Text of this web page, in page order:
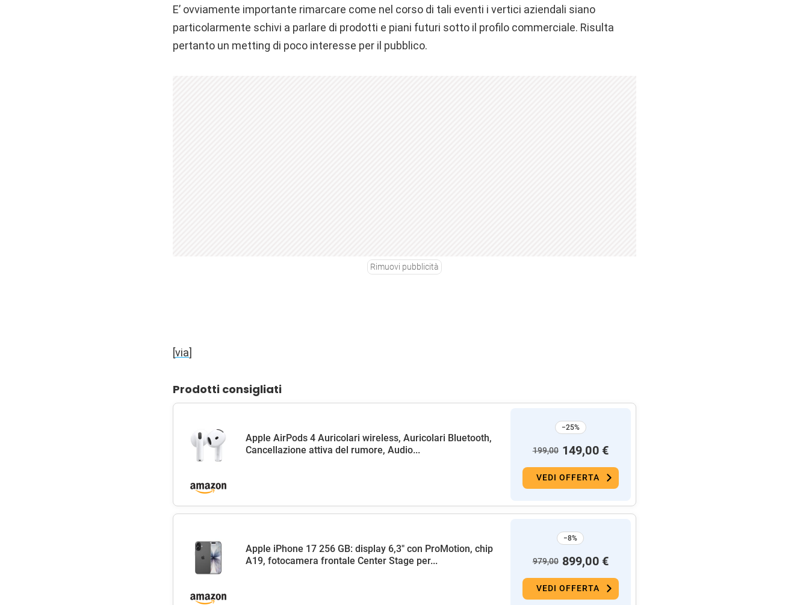
E’ ovviamente importante rimarcare come nel corso di tali eventi i vertici aziendali siano
particolarmente schivi a parlare di prodotti e piani futuri sotto il profilo commerciale. Risulta
pertanto un metting di poco interesse per il pubblico.
Rimuovi pubblicità
[via]
Prodotti consigliati
Apple AirPods 4 Auricolari wireless, Auricolari Bluetooth,
Cancellazione attiva del rumore, Audio...
−25%
199,00 149,00 €
VEDI OFFERTA
Apple iPhone 17 256 GB: display 6,3" con ProMotion, chip
A19, fotocamera frontale Center Stage per...
−8%
979,00 899,00 €
VEDI OFFERTA